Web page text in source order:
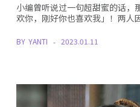
小编曾听说过一句超甜蜜的话，
欢你，刚好你也喜欢我」！两
BY YANTI 2023.01.11